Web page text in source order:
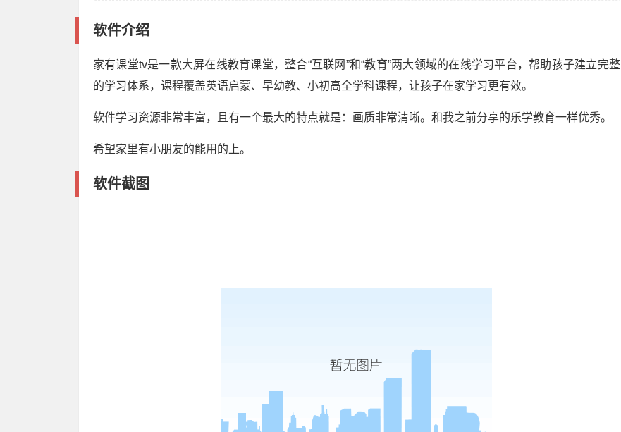
软件介绍
家有课堂tv是一款大屏在线教育课堂，整合“互联网”和“教育”两大领域的在线学习平台，帮助孩子建立完整
的学习体系，课程覆盖英语启蒙、早幼教、小初高全学科课程，让孩子在家学习更有效。
软件学习资源非常丰富，且有一个最大的特点就是：画质非常清晰。和我之前分享的乐学教育一样优秀。
希望家里有小朋友的能用的上。
软件截图